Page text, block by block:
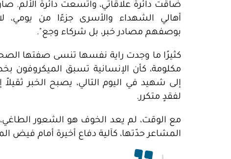
ضاقت دائرة علاقاتي، واتسعت دائرة الألم. صار
أهالي الشهداء والأسرى جزءًا من يومي،
بوصفهم مصادر خبر، بل شركاء وجع".
كثيرًا ما وجدت راية نفسها تنسى صفتها
مكلومة، كأن الإنسانية تسبق الميكروفون
إلى شهيد في اليوم التالي، يصبح الخبر
لفقدٍ متكرر.
مع الوقت، لم يعد الخوف هو الشعور
المشاعر حدّتها، كآلية دفاع أخيرة أمام فيض